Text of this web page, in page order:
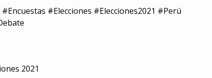
#Elecciones​​​​ #Elecciones2021​​​​ #Perú​​​​
2021